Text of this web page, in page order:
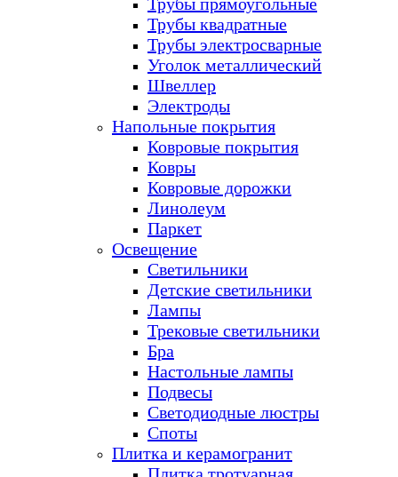
Трубы квадратные
Трубы электросварные
Уголок металлический
Швеллер
Электроды
Напольные покрытия
Ковровые покрытия
Ковры
Ковровые дорожки
Линолеум
Паркет
Освещение
Светильники
Детские светильники
Лампы
Трековые светильники
Бра
Настольные лампы
Подвесы
Светодиодные люстры
Споты
Плитка и керамогранит